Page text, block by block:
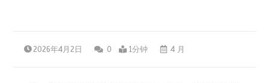
2026年4月2日 0 1分钟 4 月